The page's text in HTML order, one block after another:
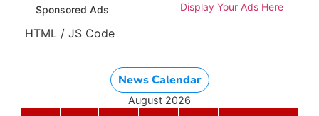
Sponsored Ads Display Your Ads Here
HTML / JS Code
News Calendar
August 2026